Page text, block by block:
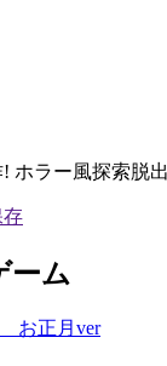
! ホラー風探索脱
ーム